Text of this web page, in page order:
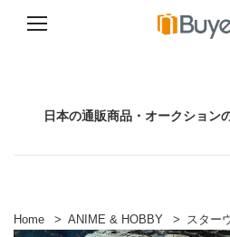
日本の通販商品・オークション
Home > ANIME & HOBBY > スター